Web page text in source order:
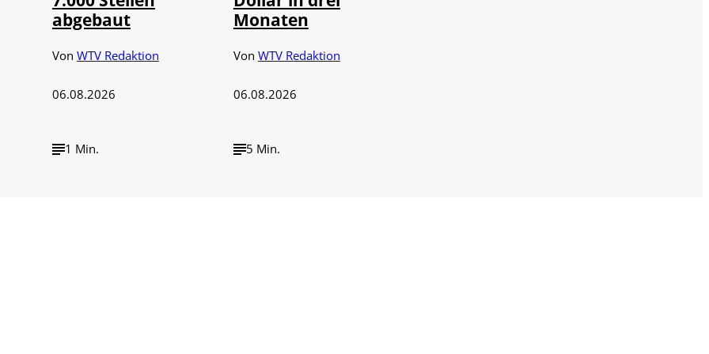
abgebaut
Von WTV Redaktion
06.08.2026
1 Min.
Monaten
Von WTV Redaktion
06.08.2026
5 Min.